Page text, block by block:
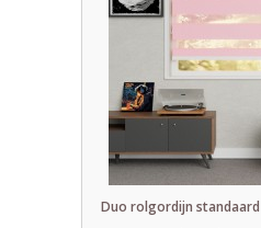
Duo rolgordijn